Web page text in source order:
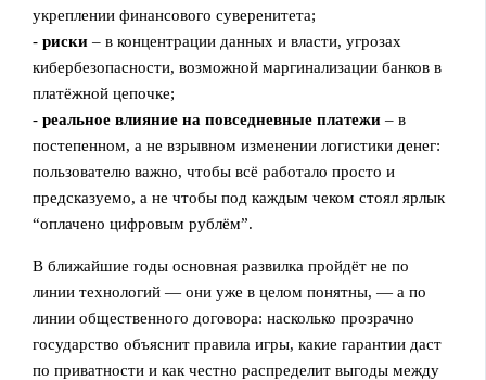
укреплении финансового суверенитета;
-риски – в концентрации данных и власти, угрозах
кибербезопасности, возможной маргинализации банков в
платёжной цепочке;
-реальное влияние на повседневные платежи – в
постепенном, а не взрывном изменении логистики денег:
пользователю важно, чтобы всё работало просто и
предсказуемо, а не чтобы под каждым чеком стоял ярлык
“оплачено цифровым рублём”.
В ближайшие годы основная развилка пройдёт не по
линии технологий — они уже в целом понятны, — а по
линии общественного договора: насколько прозрачно
государство объяснит правила игры, какие гарантии даст
по приватности и как честно распределит выгоды между